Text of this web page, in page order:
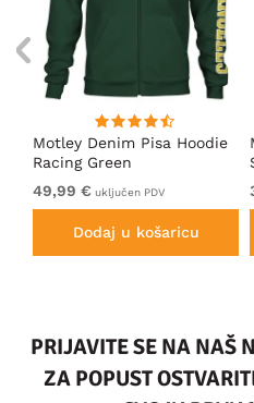
Motley Denim Pisa Hoodie
Racing Green
49,99 € uključen PDV
Dodaj u košaricu
PRIJAVITE SE NA NAŠ
ZA POPUST